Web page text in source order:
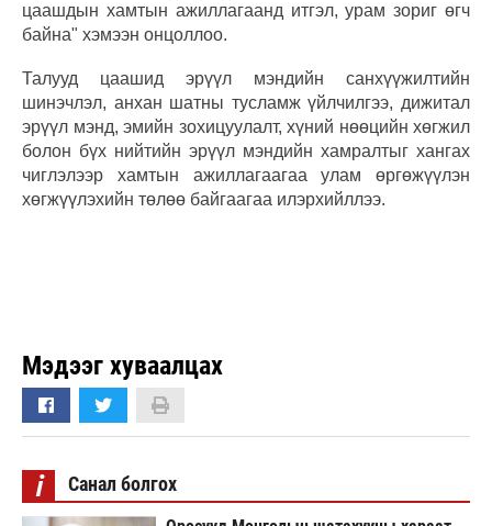
цаашдын хамтын ажиллагаанд итгэл, урам зориг өгч
байна" хэмээн онцоллоо.
Талууд цаашид эрүүл мэндийн санхүүжилтийн
шинэчлэл, анхан шатны тусламж үйлчилгээ, дижитал
эрүүл мэнд, эмийн зохицуулалт, хүний нөөцийн хөгжил
болон бүх нийтийн эрүүл мэндийн хамралтыг хангах
чиглэлээр хамтын ажиллагаагаа улам өргөжүүлэн
хөгжүүлэхийн төлөө байгаагаа илэрхийллээ.
Мэдээг хуваалцах
i Санал болгох